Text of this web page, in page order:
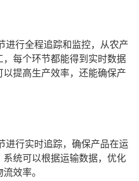
进行全程追踪和监控，从农产
每个环节都能得到实时数据
提高生产效率，还能确保产
进行实时追踪，确保产品在运
统可以根据运输数据，优化
效率。